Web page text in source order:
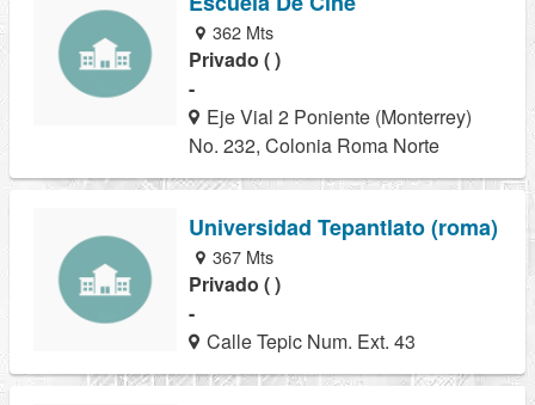
362 Mts
Privado ( )
-
Eje Vial 2 Poniente (Monterrey)
No. 232, Colonia Roma Norte
Universidad Tepantlato (roma)
367 Mts
Privado ( )
-
Calle Tepic Num. Ext. 43